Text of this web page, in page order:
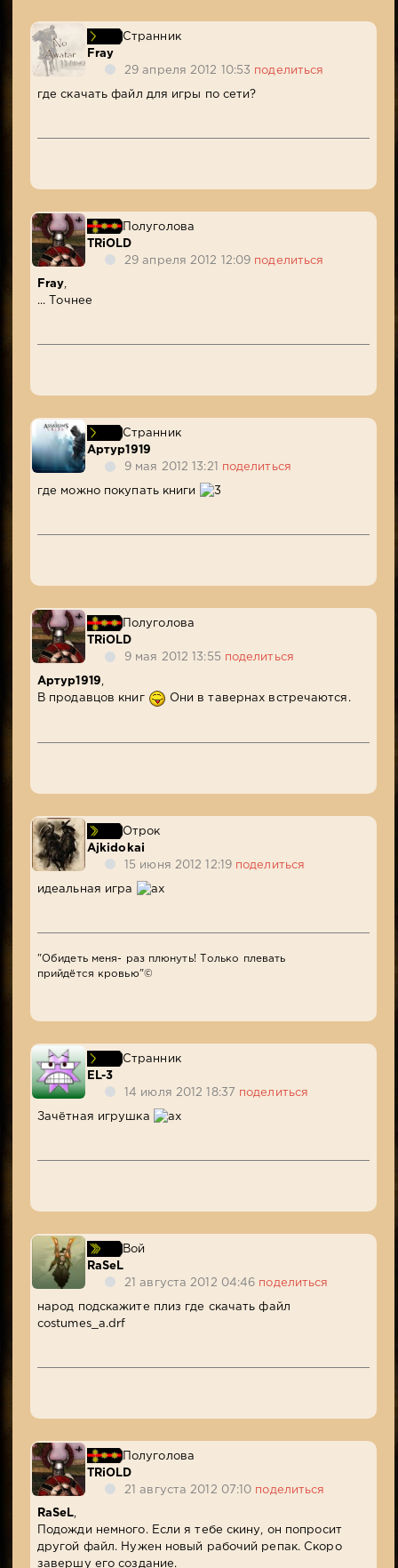
Странник
Fray
29 апреля 2012 10:53 поделиться
где скачать файл для игры по сети?
Полуголова
TRiOLD
29 апреля 2012 12:09 поделиться
Fray,
... Точнее
Странник
Артур1919
9 мая 2012 13:21
поделиться
где можно покупать книги
Полуголова
TRiOLD
9 мая 2012 13:55 поделиться
Артур1919
В продавцов книг
Они в тавернах встречаются.
Отрок
Ajkidokai
15 июня 2012 12:19 поделиться
идеальная игра
"Обидеть меня- раз плюнуть! Только плевать
прийдётся кровью"©
Странник
EL-3
14 июля 2012 18:37 поделиться
Зачётная игрушка
Вой
RaSeL
21 августа 2012 04:46 поделиться
народ подскажите плиз где скачать файл
costumes_a.drf
Полуголова
TRiOLD
21 августа 2012 07:10 поделиться
RaSeL,
Подожди немного. Если я тебе скину, он попросит
другой файл. Нужен новый рабочий репак. Скоро
завершу его создание.